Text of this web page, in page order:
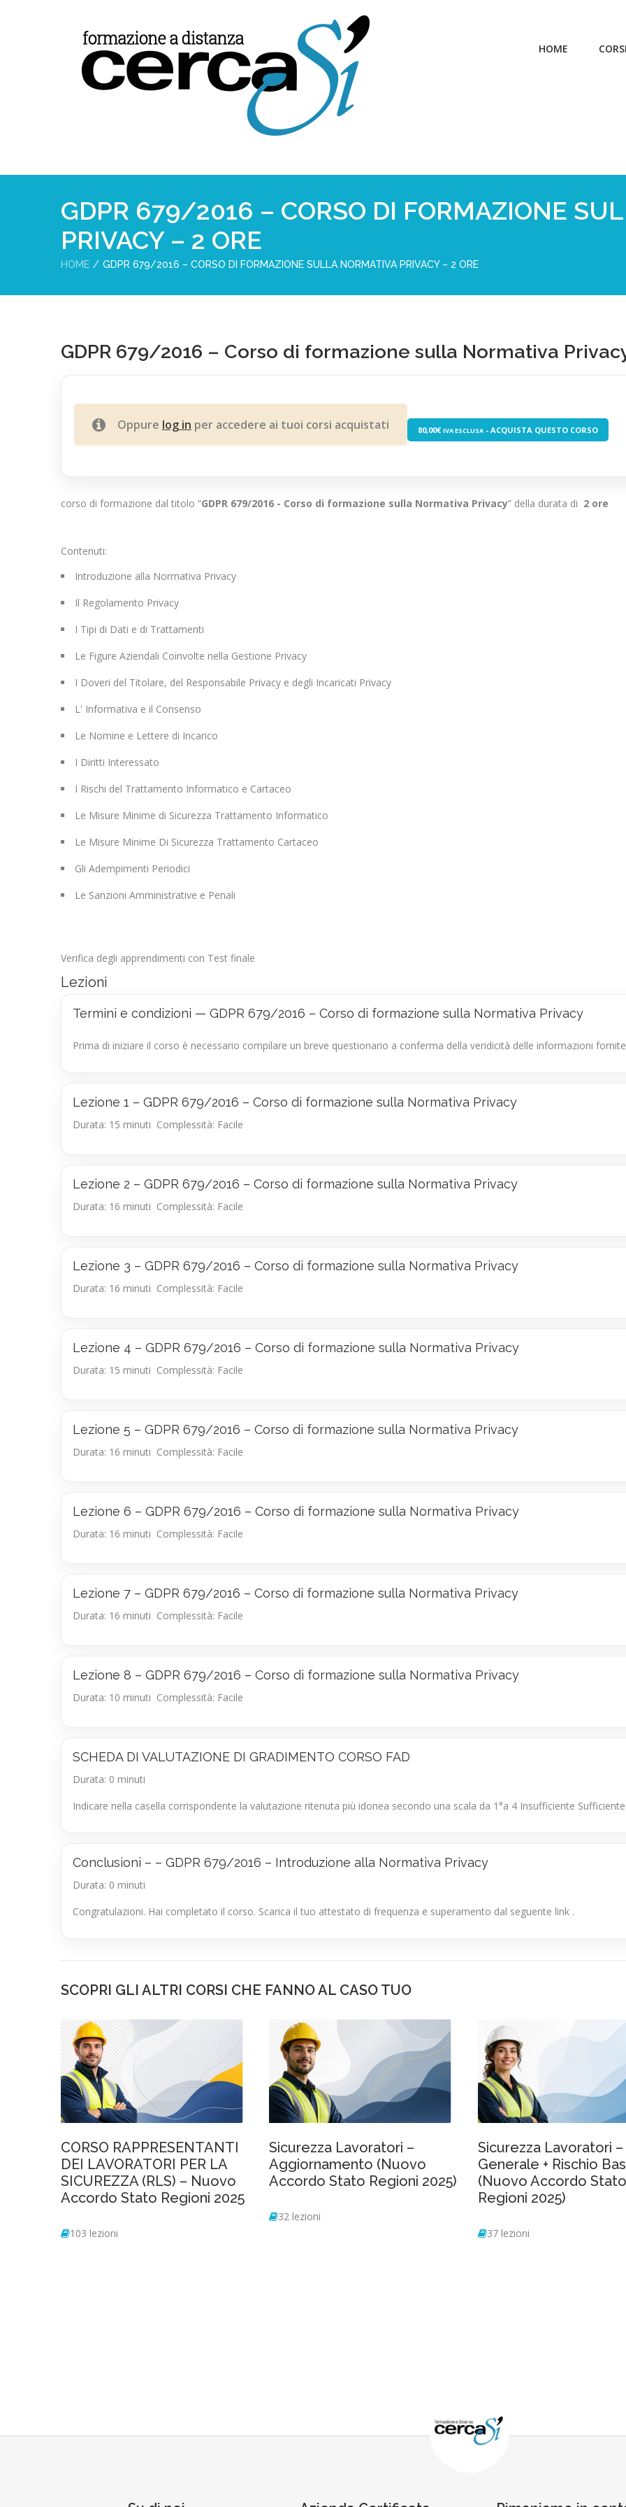
HOME
GDPR 679/2016 – CORSO DI FORMAZIONE
PRIVACY – 2 ORE
HOME GDPR 679/2016 – CORSO DI FORMAZIONE SULLA NORMATIVA PRIVACY – 2 ORE
GDPR 679/2016 – Corso di formazione sulla Normativa
Oppure log in per accedere ai tuoi corsi acquistati 80,00€ IVA ESCLUSA- ACQUISTA QUESTO CORSO
corso di formazione dal titolo “GDPR 679/2016 - Corso di formazione sulla Normativa Privacy” della durata di 2 ore
Contenuti:
Introduzione alla Normativa Privacy
Il Regolamento Privacy
I Tipi di Dati e di Trattamenti
Le Figure Aziendali Coinvolte nella Gestione Privacy
I Doveri del Titolare, del Responsabile Privacy e degli Incaricati Privacy
L' Informativa e il Consenso
Le Nomine e Lettere di Incarico
I Diritti Interessato
I Rischi del Trattamento Informatico e Cartaceo
Le Misure Minime di Sicurezza Trattamento Informatico
Le Misure Minime Di Sicurezza Trattamento Cartaceo
Gli Adempimenti Periodici
Le Sanzioni Amministrative e Penali
Verifica degli apprendimenti con Test finale
Lezioni
Termini e condizioni — GDPR 679/2016 – Corso di formazione sulla Normativa Privacy
Prima di iniziare il corso è necessario compilare un breve questionario a conferma della veridicità delle informazioni
Lezione 1 – GDPR 679/2016 – Corso di formazione sulla Normativa Privacy
Durata: 15 minuti Complessità: Facile
Lezione 2 – GDPR 679/2016 – Corso di formazione sulla Normativa Privacy
Durata: 16 minuti Complessità: Facile
Lezione 3 – GDPR 679/2016 – Corso di formazione sulla Normativa Privacy
Durata: 16 minuti Complessità: Facile
Lezione 4 – GDPR 679/2016 – Corso di formazione sulla Normativa Privacy
Durata: 15 minuti Complessità: Facile
Lezione 5 – GDPR 679/2016 – Corso di formazione sulla Normativa Privacy
Durata: 16 minuti Complessità: Facile
Lezione 6 – GDPR 679/2016 – Corso di formazione sulla Normativa Privacy
Durata: 16 minuti Complessità: Facile
Lezione 7 – GDPR 679/2016 – Corso di formazione sulla Normativa Privacy
Durata: 16 minuti Complessità: Facile
Lezione 8 – GDPR 679/2016 – Corso di formazione sulla Normativa Privacy
Durata: 10 minuti Complessità: Facile
SCHEDA DI VALUTAZIONE DI GRADIMENTO CORSO FAD
Durata: 0 minuti
Indicare nella casella corrispondente la valutazione ritenuta più idonea secondo una scala da 1°a 4 Insufficiente
Conclusioni – – GDPR 679/2016 – Introduzione alla Normativa Privacy
Durata: 0 minuti
Congratulazioni. Hai completato il corso. Scarica il tuo attestato di frequenza e superamento dal seguente link .
SCOPRI GLI ALTRI CORSI CHE FANNO AL CASO TUO
CORSO RAPPRESENTANTI
DEI LAVORATORI PER LA
SICUREZZA (RLS) – Nuovo
Accordo Stato Regioni 2025
103 lezioni
Sicurezza Lavoratori –
Aggiornamento (Nuovo
Accordo Stato Regioni 2025)
32 lezioni
Sicurezza Lavoratori
Generale + Rischio
(Nuovo Accordo Stato
Regioni 2025)
37 lezioni